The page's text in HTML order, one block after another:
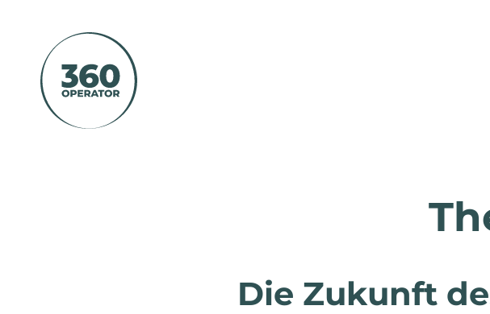
Die Zukunft